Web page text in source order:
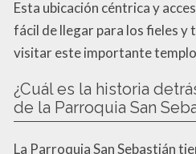
Esta ubicación céntrica y
fácil de llegar para los fieles y
visitar este importante
¿Cuál es la historia
de la Parroquia San
La Parroquia San Sebastián